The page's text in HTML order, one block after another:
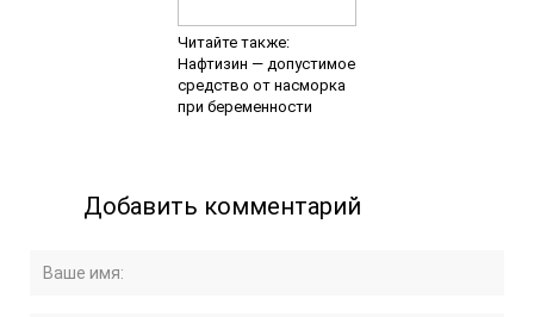
Читайте также:
Нафтизин — допустимое
средство от насморка
при беременности
Добавить комментарий